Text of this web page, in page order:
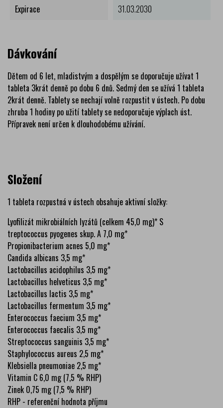
Expirace 31.03.2030
Dávkování
Dětem od 6 let, mladistvým a dospělým se doporučuje užívat 1
tableta 3krát denně po dobu 6 dnů. Sedmý den se užívá 1 tableta
2krát denně. Tablety se nechají volně rozpustit v ústech. Po dobu
zhruba 1 hodiny po užití tablety se nedoporučuje výplach úst.
Přípravek není určen k dlouhodobému užívání.
Složení
1 tableta rozpustná v ústech obsahuje aktivní složky:
Lyofilizát mikrobiálních lyzátů (celkem 45,0 mg)* S
treptococcus pyogenes skup. A 7,0 mg*
Propionibacterium acnes 5,0 mg*
Candida albicans 3,5 mg*
Lactobacillus acidophilus 3,5 mg*
Lactobacillus helveticus 3,5 mg*
Lactobacillus lactis 3,5 mg*
Lactobacillus fermentum 3,5 mg*
Enterococcus faecium 3,5 mg*
Enterococcus faecalis 3,5 mg*
Streptococcus sanguinis 3,5 mg*
Staphylococcus aureus 2,5 mg*
Klebsiella pneumoniae 2,5 mg*
Vitamin C 6,0 mg (7,5 % RHP)
Zinek 0,75 mg (7,5 % RHP)
RHP - referenční hodnota příjmu